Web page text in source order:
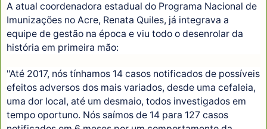
A atual coordenadora estadual do Programa Nacional de
Imunizações no Acre, Renata Quiles, já integrava a
equipe de gestão na época e viu todo o desenrolar da
história em primeira mão:
"Até 2017, nós tínhamos 14 casos notificados de possíveis
efeitos adversos dos mais variados, desde uma cefaleia,
uma dor local, até um desmaio, todos investigados em
tempo oportuno. Nós saímos de 14 para 127 casos